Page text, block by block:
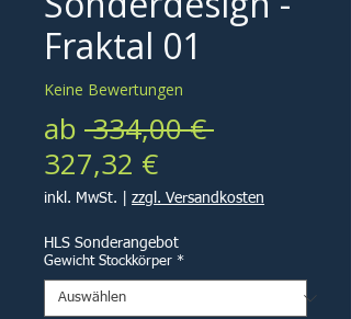
Fraktal 01
Keine Bewertungen
ab 334,00 €
327,32 €Sale-
Preis
inkl. MwSt. zzgl. Versandkosten
HLS Sonderangebot
Gewicht Stockkörper *